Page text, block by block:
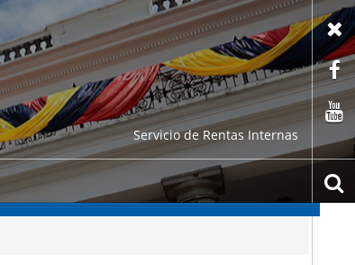
Servicio de Rentas Internas